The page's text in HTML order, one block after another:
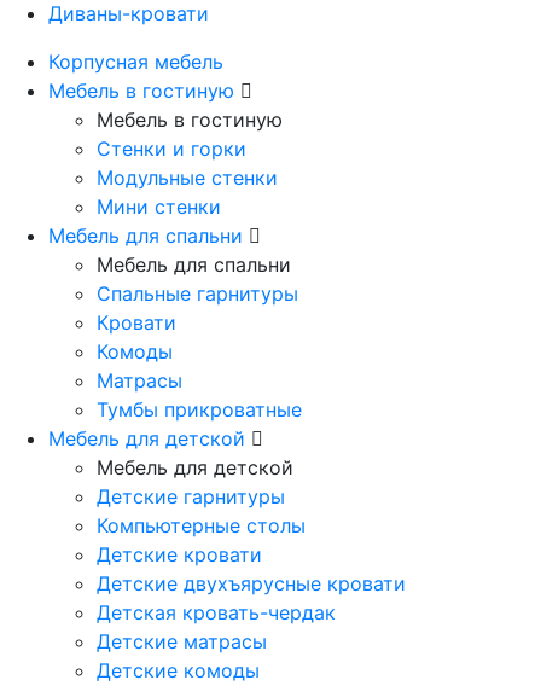
Диваны-кровати
Корпусная мебель
Мебель в гостиную
Мебель в гостиную
Стенки и горки
Модульные стенки
Мини стенки
Мебель для спальни
Мебель для спальни
Спальные гарнитуры
Кровати
Комоды
Матрасы
Тумбы прикроватные
Мебель для детской
Мебель для детской
Детские гарнитуры
Компьютерные столы
Детские кровати
Детские двухъярусные кровати
Детская кровать-чердак
Детские матрасы
Детские комоды